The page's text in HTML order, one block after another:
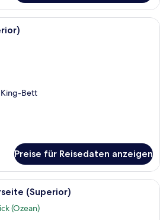
Ein Hotelzimmer mit Sofa, Bett,
King-Bett
Preise für Reisedaten anzeigen
Ein Hotelzimmer mit einem großen
(Superior)
(Ozean)